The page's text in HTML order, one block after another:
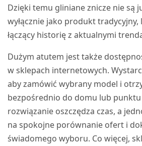
Dzięki temu gliniane znicze nie są
wyłącznie jako produkt tradycyjny,
łączący historię z aktualnymi
Dużym atutem jest także
w sklepach internetowych.
aby zamówić wybrany model i
bezpośrednio do domu lub
rozwiązanie oszczędza czas, a
na spokojne porównanie ofert i
świadomego wyboru. Co więcej,